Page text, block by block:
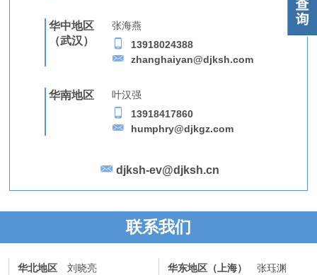
华中地区
（武汉）
张海燕
13918024388
zhanghaiyan@djksh.com
华南地区
叶汉强
13918417860
humphry@djkgz.com
djksh-ev@djksh.cn
联系我们
华北地区 刘晓亮 华东地区（上海） 张珏渊